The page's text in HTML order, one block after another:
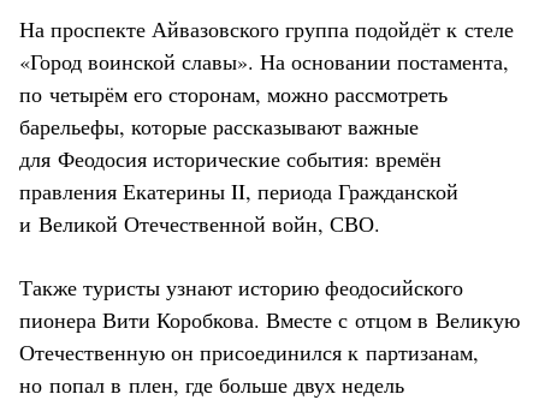
На проспекте Айвазовского группа подойдёт к стеле
«Город воинской славы». На основании постамента,
по четырём его сторонам, можно рассмотреть
барельефы, которые рассказывают важные
для Феодосия исторические события: времён
правления Екатерины II, периода Гражданской
и Великой Отечественной войн, СВО.
Также туристы узнают историю феодосийского
пионера Вити Коробкова. Вместе с отцом в Великую
Отечественную он присоединился к партизанам,
но попал в плен, где больше двух недель